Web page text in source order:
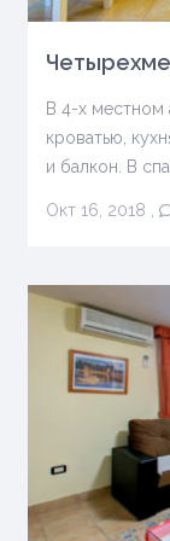
В 4-х местном
кроватью,
и балкон. В
Окт 16, 2018